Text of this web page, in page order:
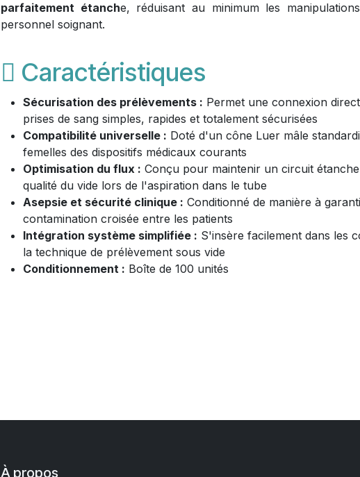
parfaitement étanche, réduisant au minimum les
personnel soignant.
Caractéristiques
Sécurisation des prélèvements : Permet une connexion
prises de sang simples, rapides et totalement sécurisées
Compatibilité universelle : Doté d'un cône Luer mâle
femelles des dispositifs médicaux courants
Optimisation du flux : Conçu pour maintenir un circuit
qualité du vide lors de l'aspiration dans le tube
Asepsie et sécurité clinique : Conditionné de manière à
contamination croisée entre les patients
Intégration système simplifiée : S'insère facilement dans les
la technique de prélèvement sous vide
Conditionnement : Boîte de 100 unités
À propos